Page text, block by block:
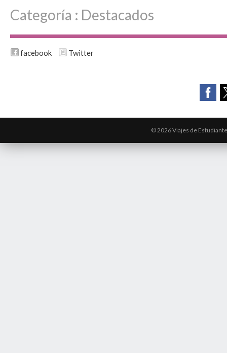
Categoría : Destacados
facebook Twitter
© 2026 Viajes de